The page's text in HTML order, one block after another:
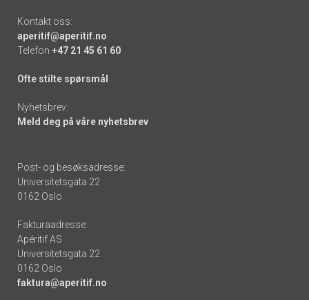
Kontakt oss:
aperitif@aperitif.no
Telefon +47 21 45 61 60
Ofte stilte spørsmål
Nyhetsbrev:
Meld deg på våre nyhetsbrev
Post- og besøksadresse:
Universitetsgata 22
0162 Oslo
Fakturaadresse:
Apéritif AS
Universitetsgata 22
0162 Oslo
faktura@aperitif.no